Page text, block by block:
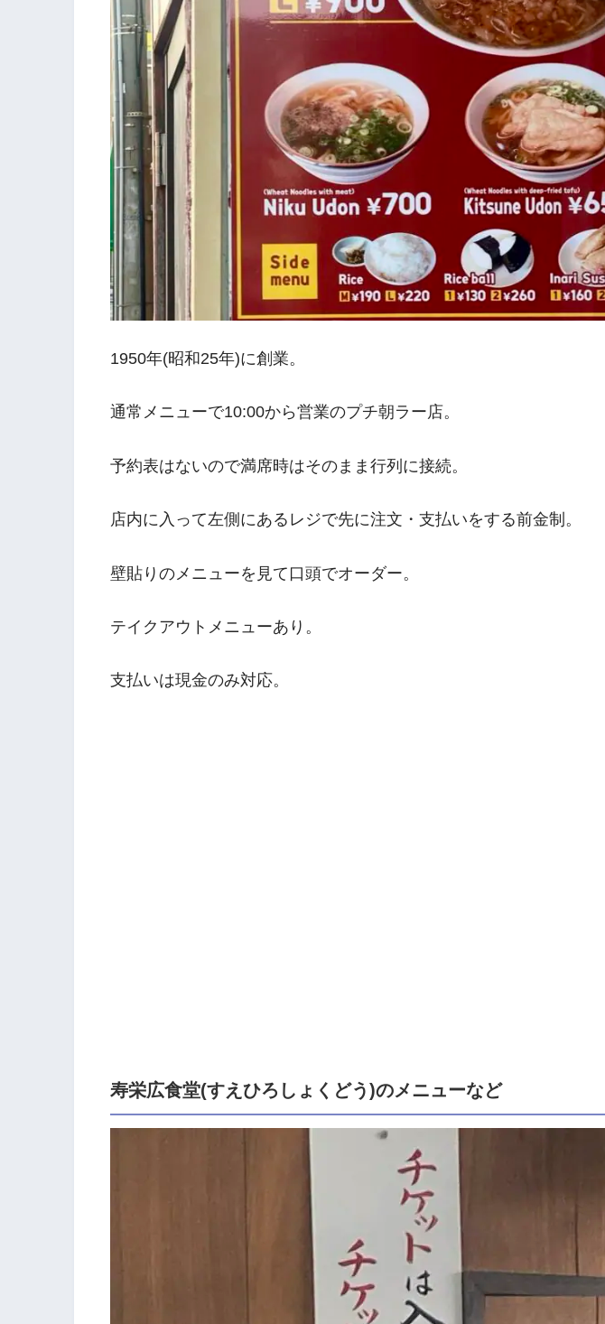
1950年(昭和25年)に創業。
通常メニューで10:00から営業のプチ朝ラー店。
予約表はないので満席時はそのまま行列に接続。
店内に入って左側にあるレジで先に注文・支払いをする前金制。
壁貼りのメニューを見て口頭でオーダー。
テイクアウトメニューあり。
支払いは現金のみ対応。
寿栄広食堂(すえひろしょくどう)のメニューなど